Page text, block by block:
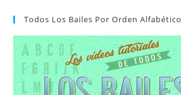
Todos Los Bailes Por Orden Alfabético